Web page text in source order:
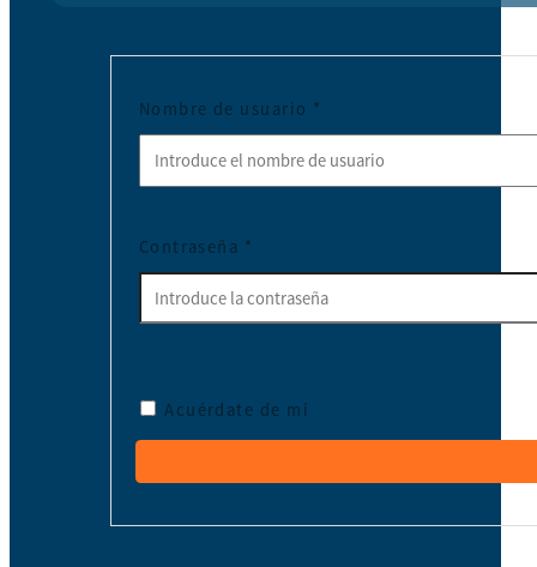
Nombre de usuario *
Contraseña *
Acuérdate de mí